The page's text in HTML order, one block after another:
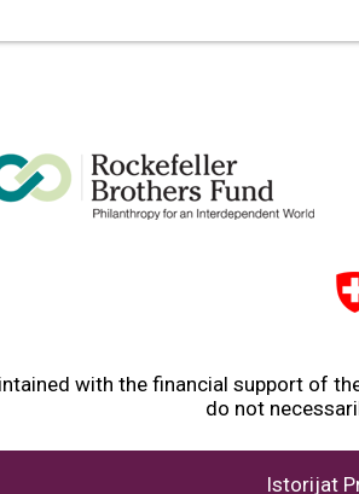
with the financial support of
do not
Istorijat